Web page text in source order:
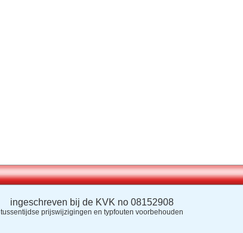
ingeschreven bij de KVK no 08152908
tussentijdse prijswijzigingen en typfouten voorbehouden